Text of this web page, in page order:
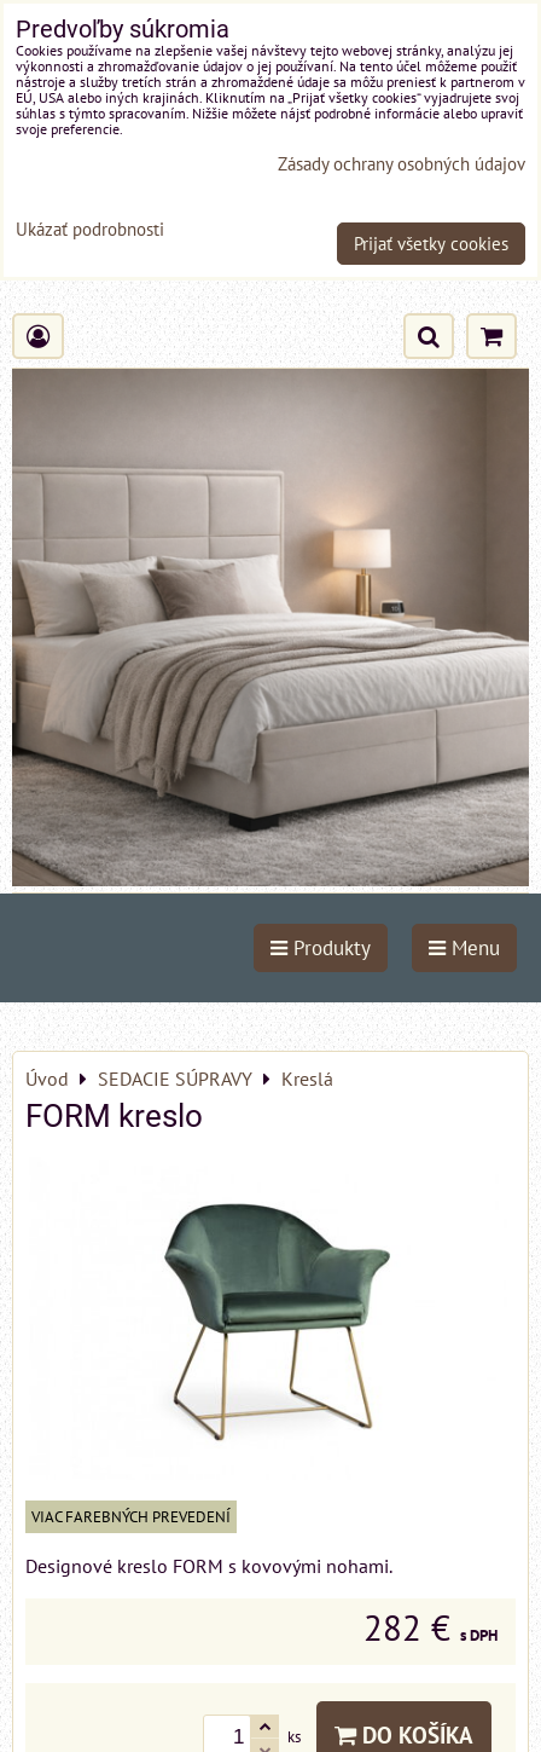
Produkty Menu
Úvod SEDACIE SÚPRAVY Kreslá
FORM kreslo
VIAC FAREBNÝCH PREVEDENÍ
Designové kreslo FORM s kovovými nohami.
282 € s DPH
ks DO KOŠÍKA
Predvoľby súkromia
Cookies používame na zlepšenie vašej návštevy tejto webovej stránky, analýzu jej
výkonnosti a zhromažďovanie údajov o jej používaní. Na tento účel môžeme použiť
nástroje a služby tretích strán a zhromaždené údaje sa môžu preniesť k partnerom v
EÚ, USA alebo iných krajinách. Kliknutím na „Prijať všetky cookies“ vyjadrujete svoj
súhlas s týmto spracovaním. Nižšie môžete nájsť podrobné informácie alebo upraviť
svoje preferencie.
Zásady ochrany osobných údajov
Ukázať podrobnosti
Prijať všetky cookies